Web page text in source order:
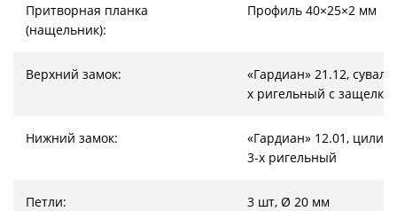
Притворная планка
(нащельник):
Профиль 40×25×2 мм
Верхний замок:
«Гардиан» 21.12,
х ригельный с
Нижний замок:
«Гардиан» 12.01,
3-х ригельный
Петли: 3 шт, Ø 20 мм